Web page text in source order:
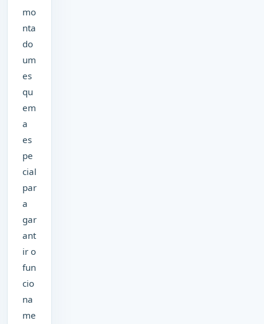
mo
nta
do
um
es
qu
em
a
es
pe
cial
par
a
gar
ant
ir o
fun
cio
na
me